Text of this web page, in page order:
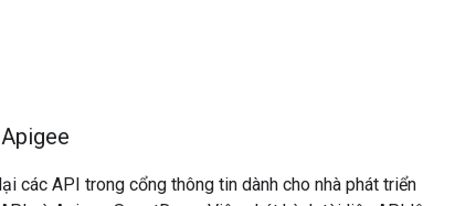
các API trong cổng thông tin dành cho nhà phát triển